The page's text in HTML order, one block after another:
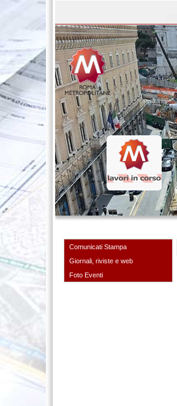
Comunicati Stampa
Giornali, riviste e web
Foto Eventi